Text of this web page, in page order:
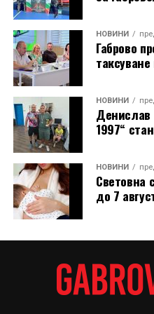
Лекционният модул от
предложи теоретична
свързващи
съвременния начин на
Маринов и д-р инж. Петя
„Мещра“ откриха
принципите на
традиционната
В следващ панел арх.
съвременни алтернативи
еднофамилни сгради.
НОВИНИ
Габрово
НОВИНИ
Денислав
1997“
НОВИНИ
Световна
до 7